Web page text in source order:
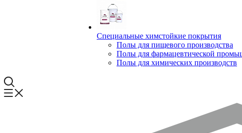
Специальные химстойкие покрытия
Полы для пищевого производства
Полы для фармацевтической
Полы для химических производств